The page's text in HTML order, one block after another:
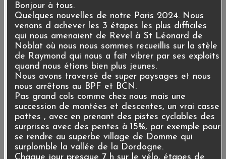
Bonjour à tous.
Quelques nouvelles de notre Paris 2024. Nous
venons d achever les 3 étapes les plus difficiles
qui nous amenaient de Revel à St Léonard de
Noblat où nous nous sommes recueillis sur la stèle
de Raymond qui nous a fait vibrer par ses exploits
quand nous étions bien plus jeunes.
Nous avons traversé de super paysages et nous
nous arrêtons au BPF et BCN.
Pas grand cols comme chez nous mais une
succession de montées et descentes, un vrai casse
pattes , avec en prenant des pistes cyclables des
surprises avec des pentes à 15%, par exemple pour
se rendre au superbe village de Domme qui
surplomble la vallée de la Dordogne.